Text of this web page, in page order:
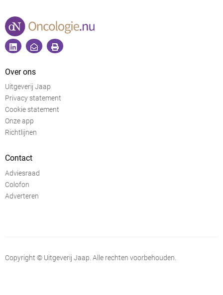
Over ons
Uitgeverij Jaap
Privacy statement
Cookie statement
Onze app
Richtlijnen
Contact
Adviesraad
Colofon
Adverteren
Copyright © Uitgeverij Jaap. Alle rechten voorbehouden.